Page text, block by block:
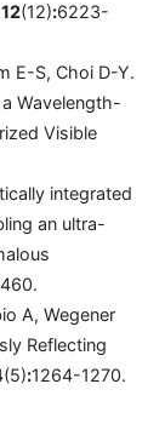
12(12):6223-
E-S, Choi D-Y.
Wavelength-
Visible
integrated
an ultra-
A, Wegener
Reflecting
(5):1264-1270.